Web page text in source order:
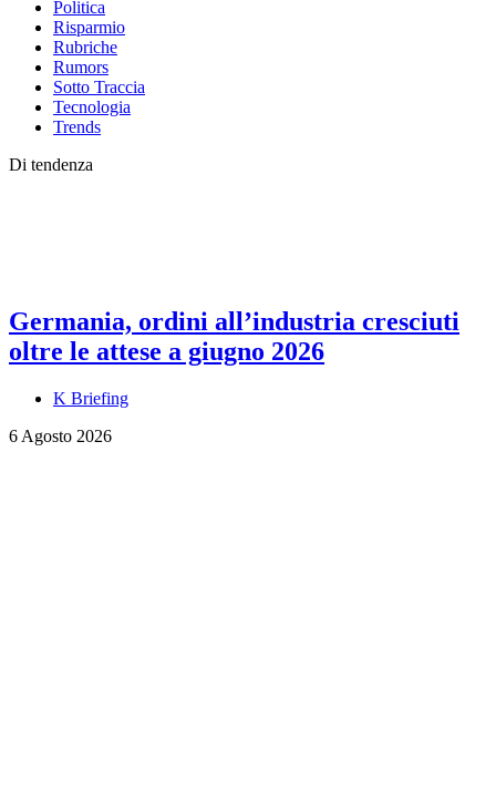
Politica
Risparmio
Rubriche
Rumors
Sotto Traccia
Tecnologia
Trends
Di tendenza
Germania, ordini all’industria cresciuti
oltre le attese a giugno 2026
K Briefing
6 Agosto 2026